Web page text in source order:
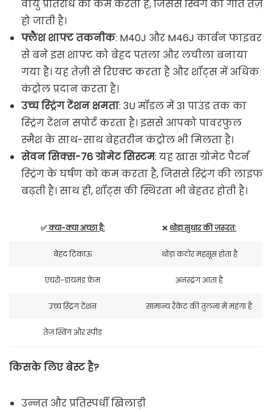
वायु प्रतिरोध को कम करता है, जिससे स्विंग की गति तेज़
हो जाती है।
फ्लैश शाफ्ट तकनीक: M40J और M46J कार्बन फाइबर
से बने इस शाफ्ट को बेहद पतला और लचीला बनाया
गया है। यह तेज़ी से रिएक्ट करता है और शॉट्स में अधिक
कंट्रोल प्रदान करता है।
उच्च स्ट्रिंग टेंशन क्षमता: 3U मॉडल में 31 पाउंड तक का
स्ट्रिंग टेंशन सपोर्ट करता है। इससे आपको पावरफुल
स्मैश के साथ-साथ बेहतरीन कंट्रोल भी मिलता है।
सेवन सिक्स-76 ग्रोमेट सिस्टम: यह खास ग्रोमेट पैटर्न
स्ट्रिंग के घर्षण को कम करता है, जिससे स्ट्रिंग की लाइफ
बढ़ती है। साथ ही, शॉट्स की स्थिरता भी बेहतर होती है।
✅क्या-क्या अच्छा है: ❌ थोड़ा सुधार की ज़रूरत:
बेहद टिकाऊ थोड़ा कठोर महसूस होता है
एयरो-डायमंड फ्रेम अनस्ट्रंग आता है
उच्च स्ट्रिंग टेंशन सामान्य रैकेट की तुलना में महंगा है
तेज़ स्विंग और स्पीड
किसके लिए बेस्ट है?
उन्नत और प्रतिस्पर्धी खिलाड़ी